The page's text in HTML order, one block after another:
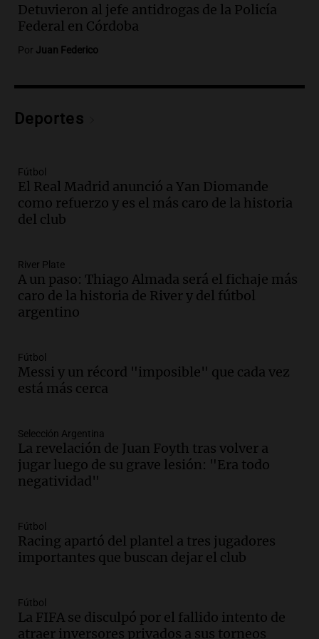
Proyecto Vicuña de minería
Noticias
Episodios
Audio.Fuego en Córdoba: bomberos
Yacanto
Episodios
la ley de tierras
Noticias
Episodios
Audio.
tierras por falta de votos
Noticias
Episodios
Audio.
Panorama Federal
Episodios
Audio. Detenciones clave en la causa del
muertes de 90 personas
Noticias
Episodios
Audio.Alertas meteorológicas en
Noticias
Episodios
Coti, en plena gira europea:
cielo con las manos"
Ahora país
Episodios
Detuvieron al jefe antidrogas de la Policía
Federal en Córdoba
Por Juan Federico
Deportes
Fútbol
El Real Madrid anunció a Yan Diomande
como refuerzo y es el más caro de la historia
del club
River Plate
A un paso: Thiago Almada será el fichaje más
caro de la historia de River y del fútbol
argentino
Fútbol
Messi y un récord "imposible" que cada vez
está más cerca
Selección Argentina
La revelación de Juan Foyth tras volver a
jugar luego de su grave lesión: "Era todo
negatividad"
Fútbol
Racing apartó del plantel a tres jugadores
importantes que buscan dejar el club
Fútbol
La FIFA se disculpó por el fallido intento de
atraer inversores privados a sus torneos